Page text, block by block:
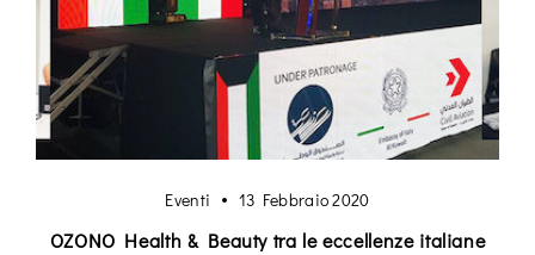
Eventi 13 Febbraio 2020
OZONO Health & Beauty tra le eccellenze italiane